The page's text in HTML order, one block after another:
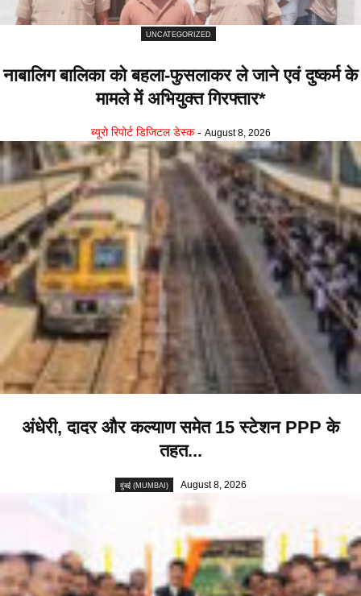
UNCATEGORIZED
नाबालिग बालिका को बहला-फुसलाकर ले जाने एवं दुष्कर्म के
मामले में अभियुक्त गिरफ्तार*
ब्यूरो रिपोर्ट डिजिटल डेस्क - August 8, 2026
अंधेरी, दादर और कल्याण समेत 15 स्टेशन PPP के
तहत...
मुंबई (MUMBAI) August 8, 2026